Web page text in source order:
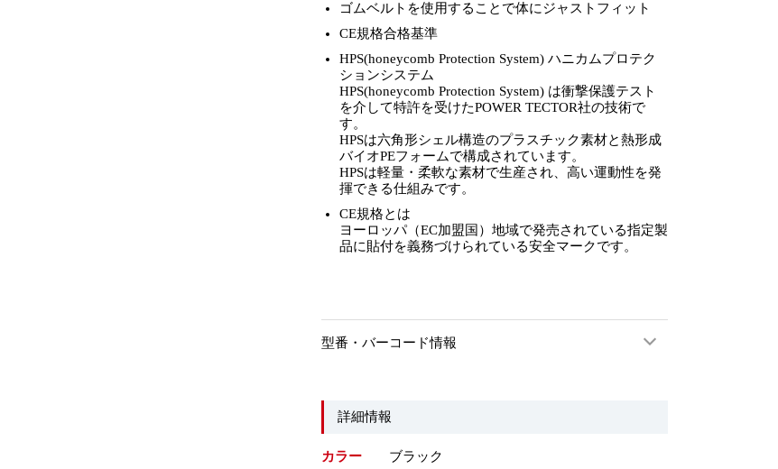
ゴムベルトを使用することで体にジャストフィット
CE規格合格基準
HPS(honeycomb Protection System) ハニカムプロテク
ションシステム
HPS(honeycomb Protection System) は衝撃保護テスト
を介して特許を受けたPOWER TECTOR社の技術で
す。
HPSは六角形シェル構造のプラスチック素材と熱形成
バイオPEフォームで構成されています。
HPSは軽量・柔軟な素材で生産され、高い運動性を発
揮できる仕組みです。
CE規格とは
ヨーロッパ（EC加盟国）地域で発売されている指定製
品に貼付を義務づけられている安全マークです。
型番・バーコード情報
詳細情報
カラー
ブラック